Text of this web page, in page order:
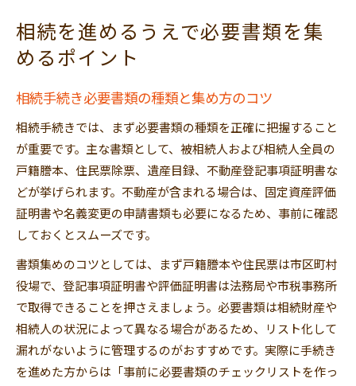
相続を進めるうえで必要書類を集
めるポイント
相続手続き必要書類の種類と集め方のコツ
相続手続きでは、まず必要書類の種類を正確に把握すること
が重要です。主な書類として、被相続人および相続人全員の
戸籍謄本、住民票除票、遺産目録、不動産登記事項証明書な
どが挙げられます。不動産が含まれる場合は、固定資産評価
証明書や名義変更の申請書類も必要になるため、事前に確認
しておくとスムーズです。
書類集めのコツとしては、まず戸籍謄本や住民票は市区町村
役場で、登記事項証明書や評価証明書は法務局や市税事務所
で取得できることを押さえましょう。必要書類は相続財産や
相続人の状況によって異なる場合があるため、リスト化して
漏れがないように管理するのがおすすめです。実際に手続き
を進めた方からは「事前に必要書類のチェックリストを作っ